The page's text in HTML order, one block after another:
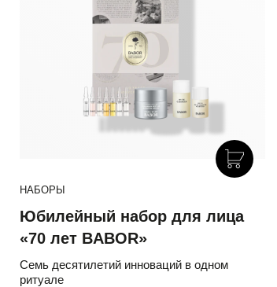
НАБОРЫ
Юбилейный набор для лица
«70 лет BABOR»
Семь десятилетий инноваций в одном
ритуале